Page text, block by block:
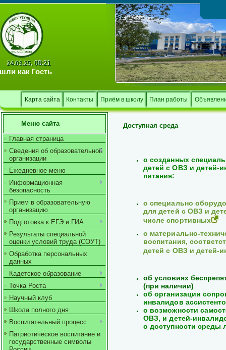
24.03.25, 08:21
как Гость
Карта сайта Контакты Приём в школу План работы
Меню сайта
Главная страница
Сведения об образовательной
организации
Ежедневное меню
Информационная
безопасность
Прием в образовательную
организацию
Подготовка к ЕГЭ и ГИА
Результаты специальной
оценки условий труда (СОУТ)
Обработка персональных
данных
Кадетское образование
Точка Роста
Научный клуб
Школа полного дня
Воспитательный процесс
Патриотическое воспитание и
государственные символы
Доступная среда
о созданных
детей с ОВЗ и детей-
питания:
о специально
для детей с ОВЗ и
числе спортивных
о материально-
воспитания,
детей с ОВЗ и детей-
об условиях
(при наличии)
об организации
инвалидов
о возможности
ОВЗ, и детей-
о доступности среды